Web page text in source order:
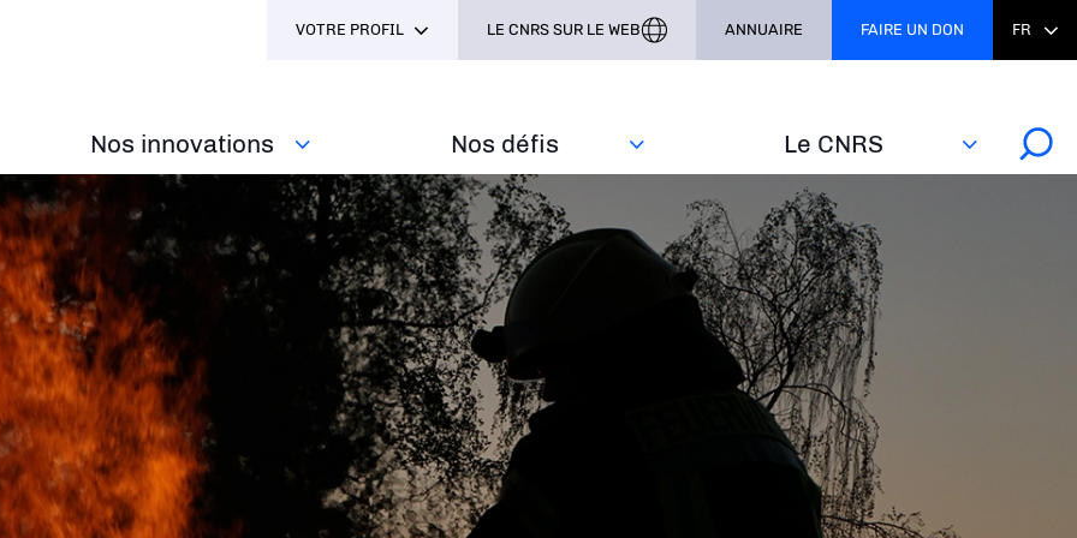
Nos innovations Nos défis‎ Le CNRS
VOTRE PROFIL LE CNRS SUR LE WEB ANNUAIRE FAIRE UN DON FR